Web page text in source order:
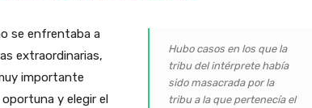
Hubo casos en los que la
tribu del intérprete había
sido masacrada por la
tribu a la que pertenecía el
se enfrentaba a
extraordinarias,
importante
y elegir el